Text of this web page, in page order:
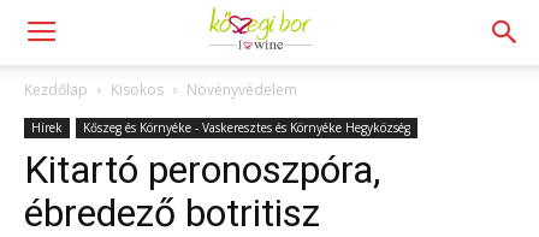
Kezdőlap Kisokos Növényvédelem
Hírek Kőszeg és Környéke - Vaskeresztes és Környéke Hegyközség
Kitartó peronoszpóra,
ébredező botritisz